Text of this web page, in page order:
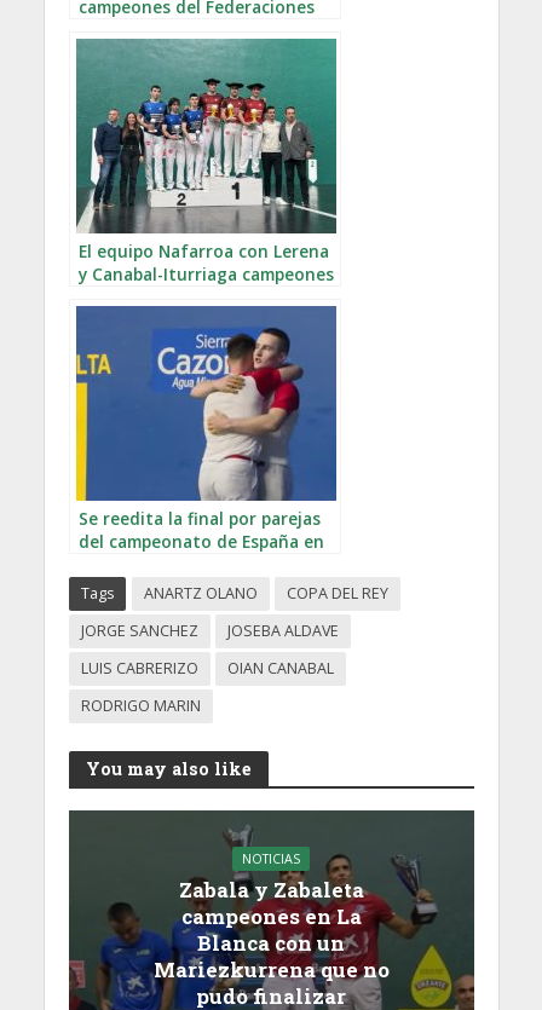
campeones del Federaciones
El equipo Nafarroa con Lerena
y Canabal-Iturriaga campeones
Se reedita la final por parejas
del campeonato de España en
Tags ANARTZ OLANO
COPA DEL REY
JORGE SANCHEZ
JOSEBA ALDAVE
LUIS CABRERIZO
OIAN CANABAL
RODRIGO MARIN
You may also like
NOTICIAS
Zabala y Zabaleta
campeones en La
Blanca con un
Mariezkurrena que no
pudo finalizar